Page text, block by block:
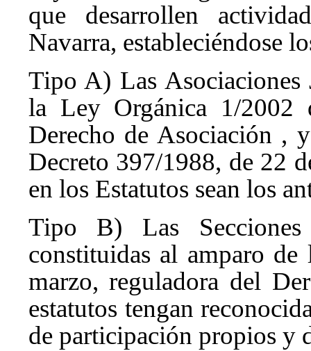
que desarrollen
Navarra, estableciéndose
Tipo A) Las Asociaciones
la Ley Orgánica 1/2002
Derecho de Asociación ,
Decreto 397/1988, de 22
en los Estatutos sean los
Tipo B) Las Secciones
constituidas al amparo
marzo, reguladora del
estatutos tengan
de participación propios y